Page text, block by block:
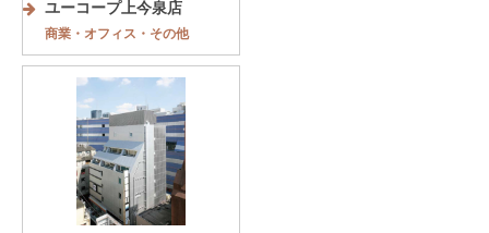
ユーコープ上今泉店
商業・オフィス・その他